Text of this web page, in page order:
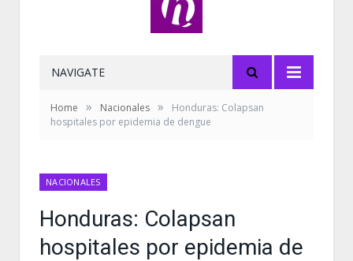
NAVIGATE
Home » Nacionales »
Honduras: Colapsan
hospitales por epidemia de dengue
NACIONALES
Honduras: Colapsan
hospitales por epidemia de